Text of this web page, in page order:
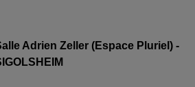
Adrien Zeller (Espace Pluriel) -